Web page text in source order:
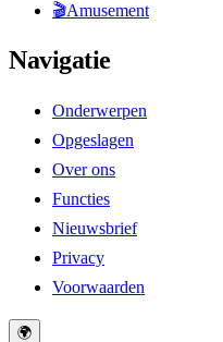
🎬Amusement
Navigatie
Onderwerpen
Opgeslagen
Over ons
Functies
Nieuwsbrief
Privacy
Voorwaarden
🌍